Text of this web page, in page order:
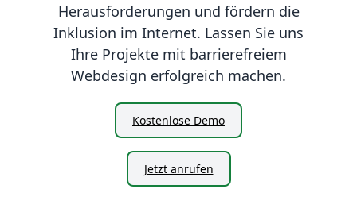
Herausforderungen und fördern die
Inklusion im Internet. Lassen Sie uns
Ihre Projekte mit barrierefreiem
Webdesign erfolgreich machen.
Kostenlose Demo
Jetzt anrufen